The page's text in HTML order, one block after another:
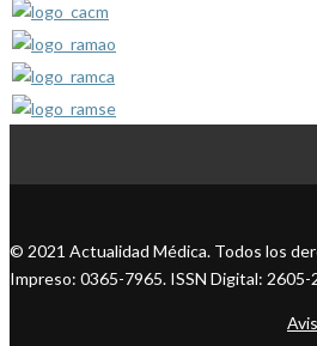
© 2021 Actualidad Médica. Todos los
Impreso: 0365-7965. ISSN Digital: 2605-